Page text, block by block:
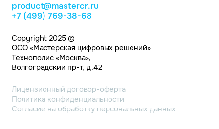
product@mastercr.ru
+7 (499) 769-38-68
Copyright 2025 ©
ООО «Мастерская цифровых решений»
Технополис «Москва»,
Волгоградский пр-т, д.42
Лицензионный договор-оферта
Политика конфиденциальности
Согласие на обработку персональных данных